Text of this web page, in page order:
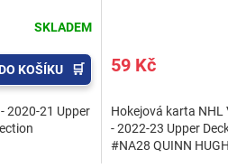
SKLADEM
KOŠÍKU
2020-21 Upper
59 Kč
Hokejová karta NHL
- 2022-23 Upper
#NA28 QUINN